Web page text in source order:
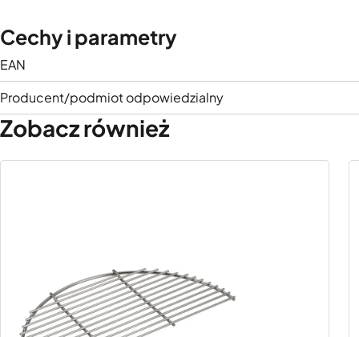
Cechy i parametry
EAN
Producent/podmiot odpowiedzialny
Zobacz również